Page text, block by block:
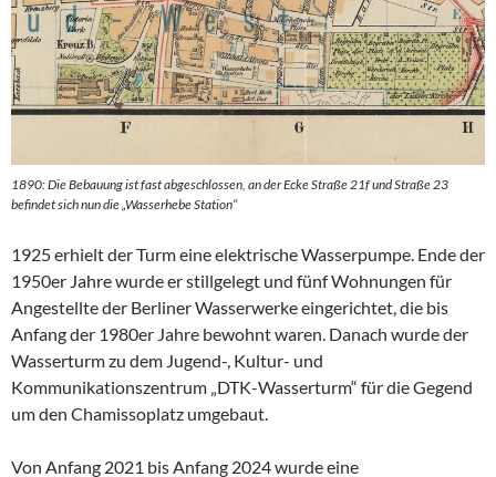
1890: Die Bebauung ist fast abgeschlossen, an der Ecke Straße 21f und Straße 23
befindet sich nun die „Wasserhebe Station“
1925 erhielt der Turm eine elektrische Wasserpumpe. Ende der
1950er Jahre wurde er stillgelegt und fünf Wohnungen für
Angestellte der Berliner Wasserwerke eingerichtet, die bis
Anfang der 1980er Jahre bewohnt waren. Danach wurde der
Wasserturm zu dem Jugend-, Kultur- und
Kommunikationszentrum „DTK-Wasserturm“ für die Gegend
um den Chamissoplatz umgebaut.
Von Anfang 2021 bis Anfang 2024 wurde eine